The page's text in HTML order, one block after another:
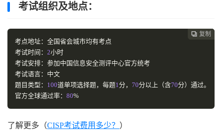
考试组织及地点：
 复制
 复制
 复制
考点地址：全国省会城市均有考点
考试时间： 2小时
考试安排：参加中国信息安全测评中心官方统考
考试语言：中文
题目类型： 100道单项选择题，每题1分， 70分以上（含70分）通过。
官方全球通过率： 80%
了解更多（CISP考试费用多少？ ）